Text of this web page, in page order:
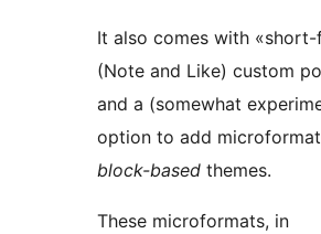
It also comes with «short-
(Note and Like) custom
and a (somewhat
option to add
block-based themes.
These microformats, in